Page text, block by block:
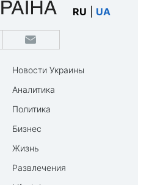
RU UA
Новости Украины
Аналитика
Политика
Бизнес
Жизнь
Развлечения